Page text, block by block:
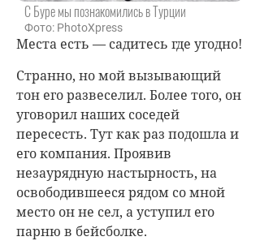
С Буре мы познакомились в Турции
Фото: PhotoXpress
Места есть — садитесь где угодно!
Странно, но мой вызывающий
тон его развеселил. Более того, он
уговорил наших соседей
пересесть. Тут как раз подошла и
его компания. Проявив
незаурядную настырность, на
освободившееся рядом со мной
место он не сел, а уступил его
парню в бейсболке.